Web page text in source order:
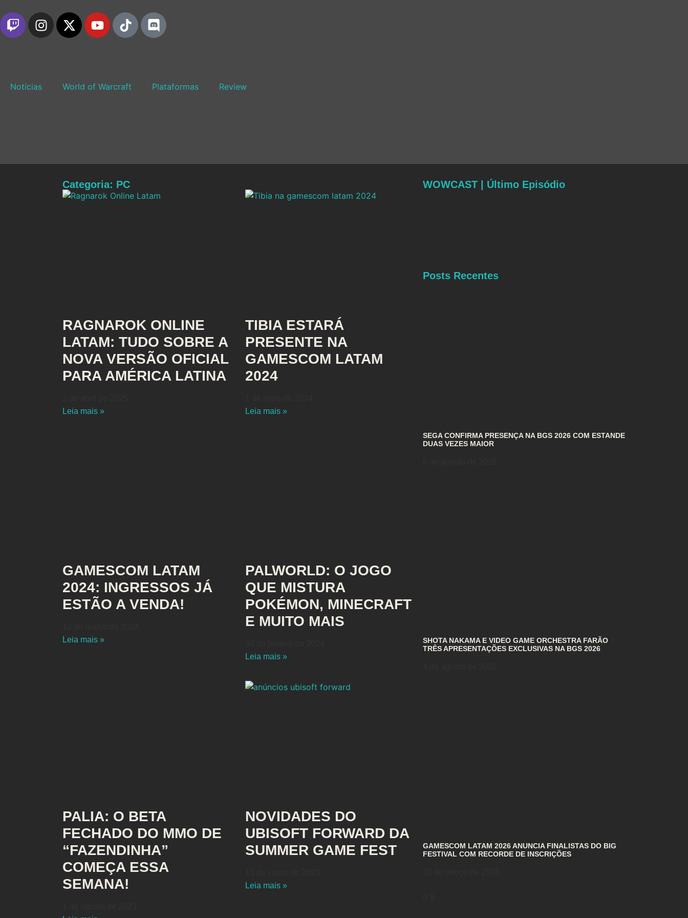
Notícias World of Warcraft Plataformas Review
Categoria: PC
RAGNAROK ONLINE
LATAM: TUDO SOBRE A
NOVA VERSÃO OFICIAL
PARA AMÉRICA LATINA
Leia mais »
TIBIA ESTARÁ
PRESENTE NA
GAMESCOM LATAM
2024
Leia mais »
GAMESCOM LATAM
2024: INGRESSOS JÁ
ESTÃO A VENDA!
Leia mais »
PALWORLD: O JOGO
QUE MISTURA
POKÉMON, MINECRAFT
E MUITO MAIS
Leia mais »
PALIA: O BETA
FECHADO DO MMO DE
“FAZENDINHA”
COMEÇA ESSA
SEMANA!
NOVIDADES DO
UBISOFT FORWARD DA
SUMMER GAME FEST
Leia mais »
WOWCAST | Último Episódio
Posts Recentes
SEGA CONFIRMA PRESENÇA NA BGS 2026 COM ESTANDE
DUAS VEZES MAIOR
SHOTA NAKAMA E VIDEO GAME ORCHESTRA FARÃO
TRÊS APRESENTAÇÕES EXCLUSIVAS NA BGS 2026
GAMESCOM LATAM 2026 ANUNCIA FINALISTAS DO BIG
FESTIVAL COM RECORDE DE INSCRIÇÕES